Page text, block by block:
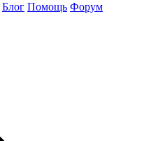
Блог Помощь Форум